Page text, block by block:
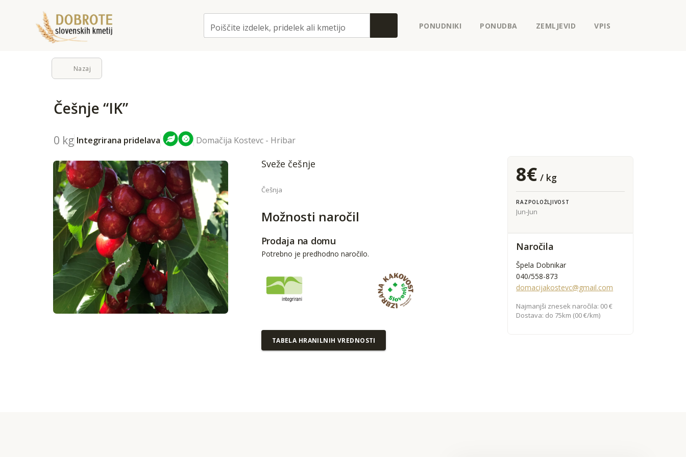
Poiščite izdelek, pridelek ali kmetijo PONUDNIKI PONUDBA ZEMLJEVID VPIS
Nazaj
Češnje “IK”
0 kg Integrirana pridelava Domačija Kostevc - Hribar
Sveže češnje
Češnja
Možnosti naročil
Prodaja na domu
Potrebno je predhodno naročilo.
TABELA HRANILNIH VREDNOSTI
8€ / kg
RAZPOLOŽLJIVOST
Jun-Jun
Naročila
Špela Dobnikar
040/558-873
domacijakostevc@gmail.com
Najmanjši znesek naročila: 00 €
Dostava: do 75km (00 €/km)